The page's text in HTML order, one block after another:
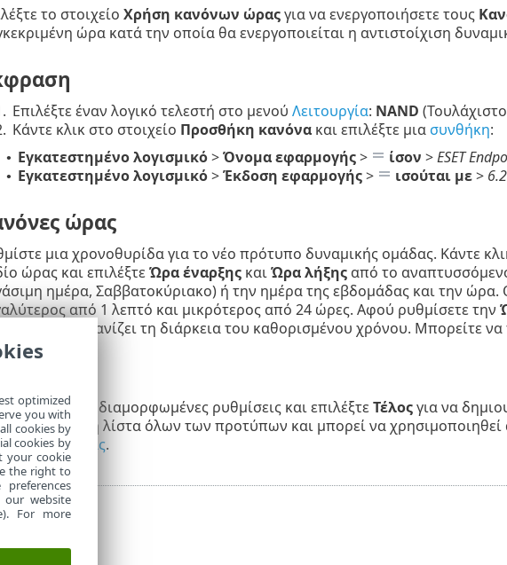
το στοιχείο Χρήση κανόνων ώραςγια να ενεργοποιήσετε τους
ώρα κατά την οποία θα ενεργοποιείται η αντιστοίχιση
Επιλέξτε έναν λογικό τελεστή στο μενού Λειτουργία: NAND
Κάντε κλικ στο στοιχείο Προσθήκη κανόνακαι επιλέξτε μιασυνθήκη:
• Εγκατεστημένο λογισμικό>Όνομα εφαρμογής> ίσον >ESET
• Εγκατεστημένο λογισμικό>Έκδοση εφαρμογής> ισούται με>
ώρας
μια χρονοθυρίδα για το νέο πρότυπο δυναμικής ομάδας. Κάντε
ώρας και επιλέξτεΏρα έναρξηςκαιΏρα λήξηςαπό το
ημέρα, Σαββατοκύριακο) ή την ημέρα της εβδομάδας και την ώρα.
από 1 λεπτό και μικρότερος από 24 ώρες. Αφού ρυθμίσετε την
θα εμφανίζει τη διάρκεια του καθορισμένου χρόνου. Μπορείτε
τις διαμορφωμένες ρυθμίσεις και επιλέξτεΤέλοςγια να
στη λίστα όλων των προτύπων και μπορεί να χρησιμοποιηθεί
ομάδας.
optimized
you with
cookies by
cookies by
your cookie
the right to
our website
For more